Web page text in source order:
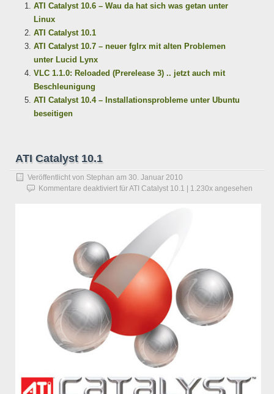
ATI Catalyst 10.6 – Wau da hat sich was getan unter
Linux
ATI Catalyst 10.1
ATI Catalyst 10.7 – neuer fglrx mit alten Problemen
unter Lucid Lynx
VLC 1.1.0: Reloaded (Prerelease 3) .. jetzt auch mit
Beschleunigung
ATI Catalyst 10.4 – Installationsprobleme unter Ubuntu
beseitigen
ATI Catalyst 10.1
Veröffentlicht von Stephan am 30. Januar 2010
Kommentare deaktiviert für ATI Catalyst 10.1 | 1.230x angesehen